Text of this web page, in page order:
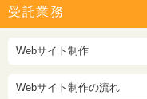
受託業務
Webサイト制作
Webサイト制作の流れ